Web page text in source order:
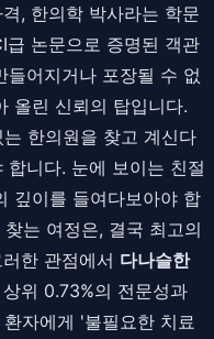
, 한의학 박사라는 학문
급 논문으로 증명된 객관
어지거나 포장될 수 없
올린 신뢰의 탑입니다.
한의원을 찾고 계신다
니다. 눈에 보이는 친절
깊이를 들여다보아야 합
찾는 여정은, 결국 최고의
한 관점에서 다나슬한
위 0.73%의 전문성과
자에게 '불필요한 치료